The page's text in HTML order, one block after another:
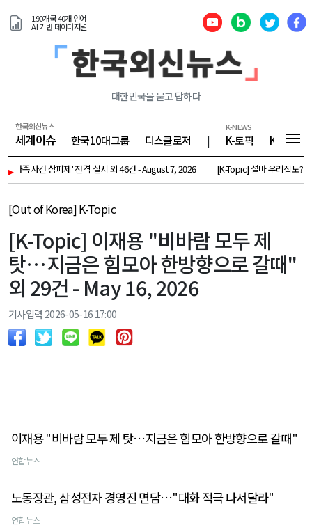
190개국 40개 언어
AI 기반 데이터저널
대한민국을 묻고 답하다
한국외신뉴스
세계이슈 한국10대그룹 디스클로저 |
K-NEWS
K-토픽 K-기업
▸
건 상피제' 전격 실시 외 46건 - August 7, 2026 [K-Topic] 설마 우리집도?…中공유
[Out of Korea] K-Topic
[K-Topic] 이재용 "비바람 모두 제
탓…지금은 힘모아 한방향으로 갈때"
외 29건 - May 16, 2026
기사입력 2026-05-16 17:00
이재용 "비바람 모두 제 탓…지금은 힘모아 한방향으로 갈때"
연합뉴스
노동장관, 삼성전자 경영진 면담…"대화 적극 나서달라"
연합뉴스